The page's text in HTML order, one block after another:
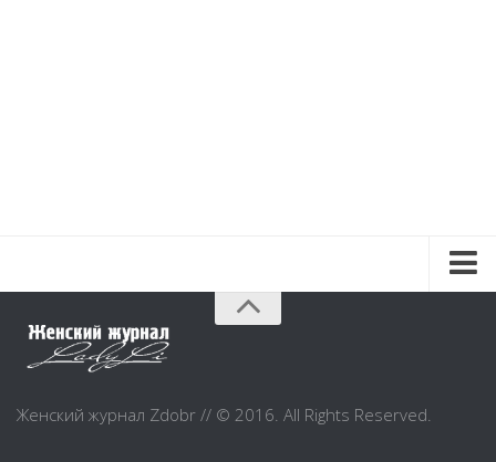
Красота
Мода и шоппинг
Женский журнал Zdobr // © 2016. All Rights Reserved.